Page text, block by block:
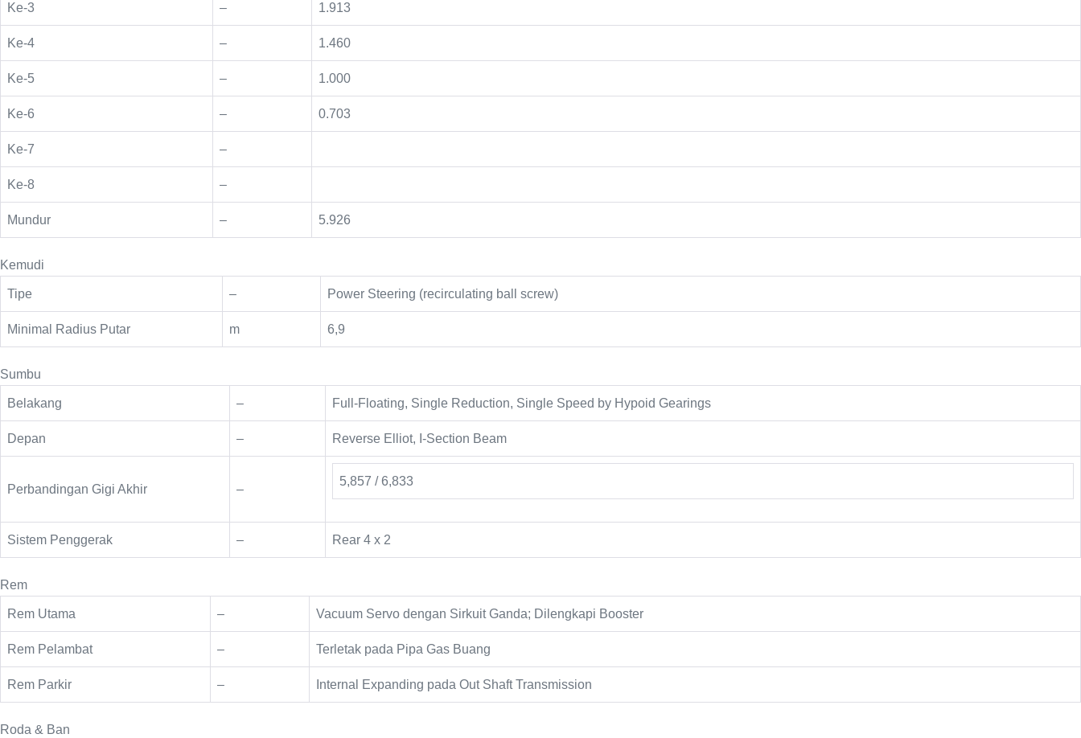
Ke-3 – 1.913
Ke-4 – 1.460
Ke-5 – 1.000
Ke-6 – 0.703
Ke-7 –
Ke-8 –
Mundur – 5.926
Kemudi
Tipe – Power Steering (recirculating ball screw)
Minimal Radius Putar m 6,9
Sumbu
Belakang – Full-Floating, Single Reduction, Single Speed by Hypoid Gearings
Depan – Reverse Elliot, I-Section Beam
Perbandingan Gigi Akhir –
5,857 / 6,833
Sistem Penggerak – Rear 4 x 2
Rem
Rem Utama – Vacuum Servo dengan Sirkuit Ganda; Dilengkapi Booster
Rem Pelambat – Terletak pada Pipa Gas Buang
Rem Parkir – Internal Expanding pada Out Shaft Transmission
Roda & Ban